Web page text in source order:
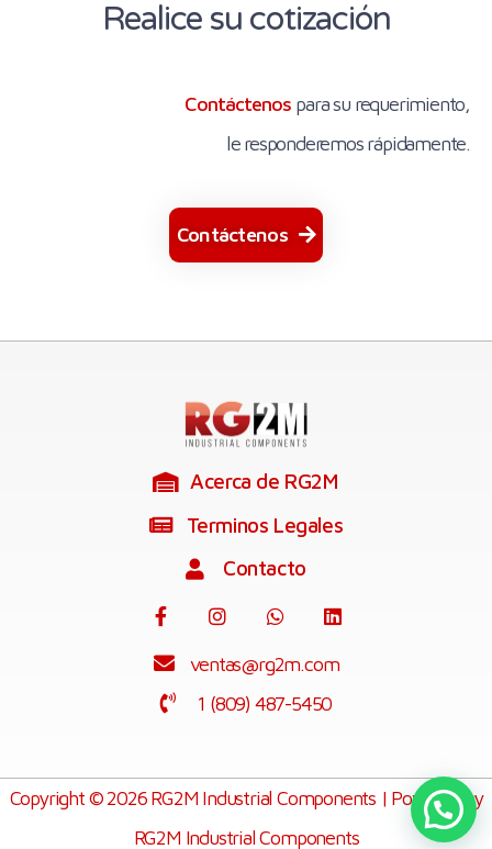
Realice su cotización
Contáctenos para su requerimiento,
le responderemos rápidamente.
Contáctenos
Acerca de RG2M
Terminos Legales
Contacto
ventas@rg2m.com
1 (809) 487-5450
Copyright © 2026 RG2M Industrial Components | Powered by
RG2M Industrial Components